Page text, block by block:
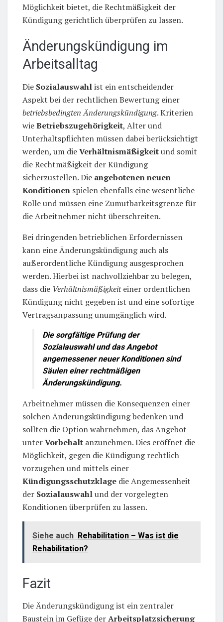
Möglichkeit bietet, die Rechtmäßigkeit der
Kündigung gerichtlich überprüfen zu lassen.
Änderungskündigung im
Arbeitsalltag
Die Sozialauswahlist ein entscheidender
Aspekt bei der rechtlichen Bewertung einer
betriebsbedingten Änderungskündigung. Kriterien
wieBetriebszugehörigkeit, Alter und
Unterhaltspflichten müssen dabei berücksichtigt
werden, um dieVerhältnismäßigkeitund somit
die Rechtmäßigkeit der Kündigung
sicherzustellen. Die angebotenen neuen
Konditionen spielen ebenfalls eine wesentliche
Rolle und müssen eine Zumutbarkeitsgrenze für
die Arbeitnehmer nicht überschreiten.
Bei dringenden betrieblichen Erfordernissen
kann eine Änderungskündigung auch als
außerordentliche Kündigung ausgesprochen
werden. Hierbei ist nachvollziehbar zu belegen,
dass die Verhältnismäßigkeiteiner ordentlichen
Kündigung nicht gegeben ist und eine sofortige
Vertragsanpassung unumgänglich wird.
Die sorgfältige Prüfung der
Sozialauswahlund das Angebot
angemessener neuer Konditionen sind
Säulen einer rechtmäßigen
Änderungskündigung.
Arbeitnehmer müssen die Konsequenzen einer
solchen Änderungskündigung bedenken und
sollten die Option wahrnehmen, das Angebot
unterVorbehalt anzunehmen. Dies eröffnet die
Möglichkeit, gegen die Kündigung rechtlich
vorzugehen und mittels einer
Kündigungsschutzklage die Angemessenheit
der Sozialauswahlund der vorgelegten
Konditionen überprüfen zu lassen.
Siehe auch Rehabilitation – Was ist die
Rehabilitation?
Fazit
Die Änderungskündigung ist ein zentraler
Baustein im Gefüge derArbeitsplatzsicherung